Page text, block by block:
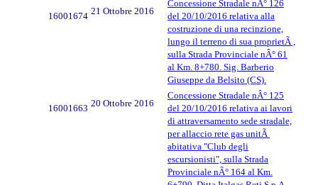
16001674 21 Ottobre 2016
Concessione Stradale nÂ° 126
del 20/10/2016 relativa alla
costruzione di una recinzione,
lungo il terreno di sua proprietÃ ,
sulla Strada Provinciale nÂ° 61
al Km. 8+780. Sig. Barberio
Giuseppe da Belsito (CS).
16001663 20 Ottobre 2016
Concessione Stradale nÂ° 125
del 20/10/2016 relativa ai lavori
di attraversamento sede stradale,
per allaccio rete gas unitÃ
abitativa "Club degli
escursionisti", sulla Strada
Provinciale nÂ° 164 al Km.